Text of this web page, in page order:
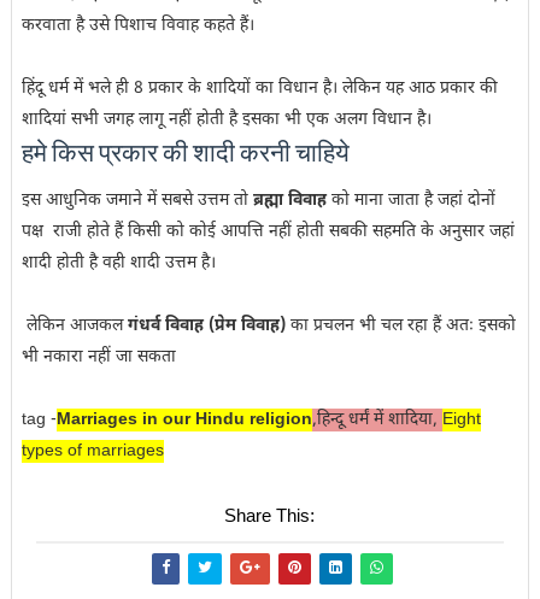
करवाता है उसे पिशाच विवाह कहते हैं।
हिंदू धर्म में भले ही 8 प्रकार के शादियों का विधान है। लेकिन यह आठ प्रकार की
शादियां सभी जगह लागू नहीं होती है इसका भी एक अलग विधान है।
हमे किस प्रकार की शादी करनी चाहिये
इस आधुनिक जमाने में सबसे उत्तम तो ब्रह्मा विवाहको माना जाता है जहां दोनों
पक्ष राजी होते हैं किसी को कोई आपत्ति नहीं होती सबकी सहमति के अनुसार जहां
शादी होती है वही शादी उत्तम है।
लेकिन आजकलगंधर्व विवाह (प्रेम विवाह)का प्रचलन भी चल रहा हैं अतः इसको
भी नकारा नहीं जा सकता
tag -Marriages in our Hindu religion,हिन्दू धर्मं में शादिया, Eight
types of marriages
Share This: